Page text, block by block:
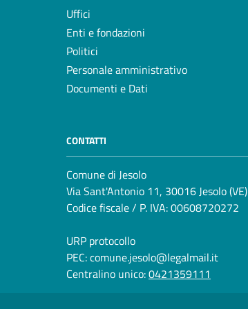
Uffici
Enti e fondazioni
Politici
Personale amministrativo
Documenti e Dati
CONTATTI
Comune di Jesolo
Via Sant'Antonio 11, 30016 Jesolo (VE)
Codice fiscale / P. IVA: 00608720272
URP protocollo
PEC:comune.jesolo@legalmail.it
Centralino unico:0421359111